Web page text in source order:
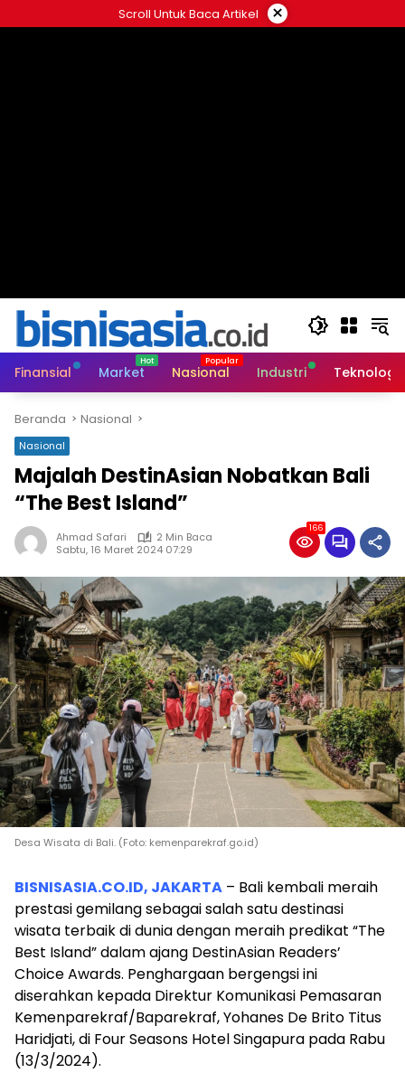
ke
Scroll Untuk Baca Artikel ×
Finansial Market Nasional Industri Teknologi
Beranda Nasional
Nasional
Majalah DestinAsian Nobatkan Bali
“The Best Island”
Ahmad Safari
2 Min Baca
Sabtu, 16 Maret 2024 07:29
166
Desa Wisata di Bali. (Foto: kemenparekraf.go.id)
BISNISASIA.CO.ID, JAKARTA – Bali kembali meraih
prestasi gemilang sebagai salah satu destinasi
wisata terbaik di dunia dengan meraih predikat “The
Best Island” dalam ajang DestinAsian Readers’
Choice Awards. Penghargaan bergengsi ini
diserahkan kepada Direktur Komunikasi Pemasaran
Kemenparekraf/Baparekraf, Yohanes De Brito Titus
Haridjati, di Four Seasons Hotel Singapura pada Rabu
(13/3/2024).